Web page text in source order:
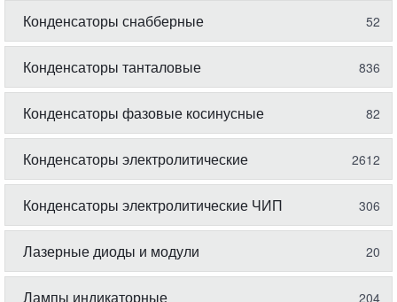
Конденсаторы снабберные 52
Конденсаторы танталовые 836
Конденсаторы фазовые косинусные 82
Конденсаторы электролитические 2612
Конденсаторы электролитические ЧИП 306
Лазерные диоды и модули 20
Лампы индикаторные 204